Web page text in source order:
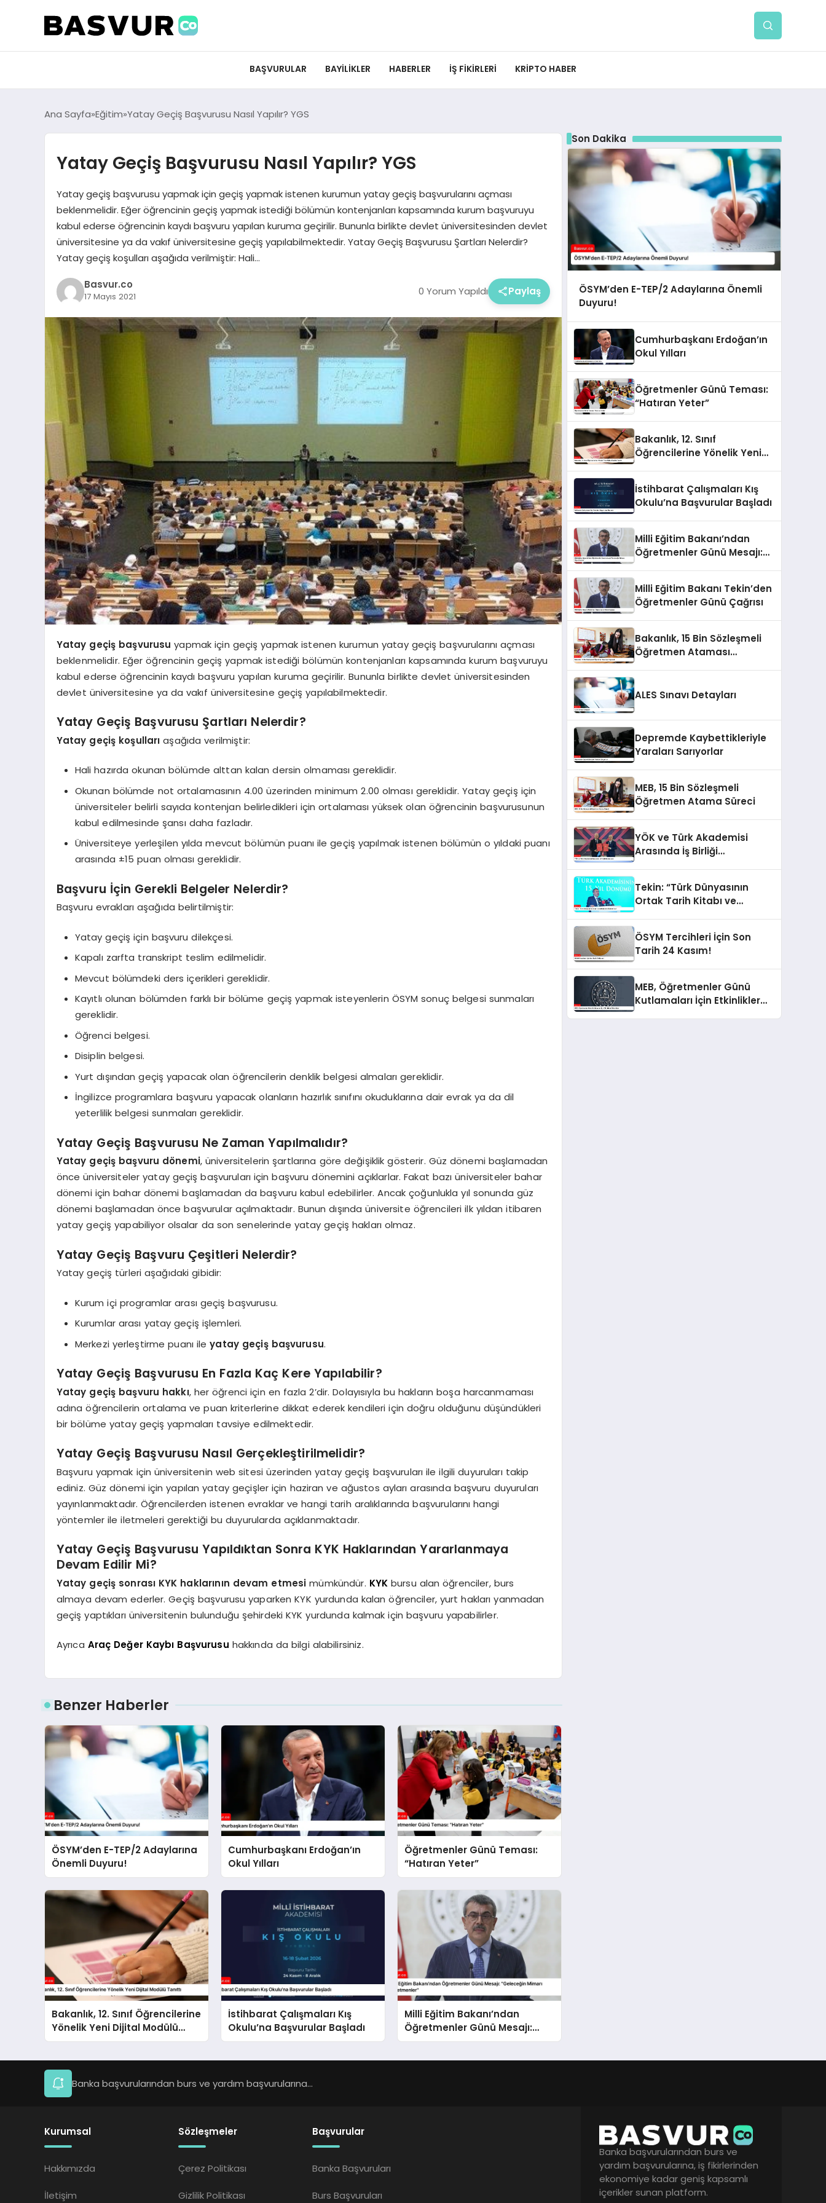
BAŞVURULAR BAYILIKLER HABERLER İŞ FIKIRLERI KRIPTO HABER
Ana Sayfa Eğitim Yatay Geçiş Başvurusu Nasıl Yapılır? YGS
Yatay Geçiş Başvurusu Nasıl Yapılır? YGS
Yatay geçiş başvurusu yapmak için geçiş yapmak istenen kurumun yatay geçiş başvurularını açması
beklenmelidir. Eğer öğrencinin geçiş yapmak istediği bölümün kontenjanları kapsamında kurum başvuruyu
kabul ederse öğrencinin kaydı başvuru yapılan kuruma geçirilir. Bununla birlikte devlet üniversitesinden devlet
üniversitesine ya da vakıf üniversitesine geçiş yapılabilmektedir. Yatay Geçiş Başvurusu Şartları Nelerdir?
Yatay geçiş koşulları aşağıda verilmiştir: Hali…
Basvur.co
17 Mayıs 2021 0 Yorum Yapıldı Paylaş
Yatay geçiş başvurusu yapmak için geçiş yapmak istenen kurumun yatay geçiş başvurularını açması
beklenmelidir. Eğer öğrencinin geçiş yapmak istediği bölümün kontenjanları kapsamında kurum başvuruyu
kabul ederse öğrencinin kaydı başvuru yapılan kuruma geçirilir. Bununla birlikte devlet üniversitesinden
devlet üniversitesine ya da vakıf üniversitesine geçiş yapılabilmektedir.
Yatay Geçiş Başvurusu Şartları Nelerdir?
Yatay geçiş koşulları aşağıda verilmiştir:
Hali hazırda okunan bölümde alttan kalan dersin olmaması gereklidir.
Okunan bölümde not ortalamasının 4.00 üzerinden minimum 2.00 olması gereklidir. Yatay geçiş için
üniversiteler belirli sayıda kontenjan belirledikleri için ortalaması yüksek olan öğrencinin başvurusunun
kabul edilmesinde şansı daha fazladır.
Üniversiteye yerleşilen yılda mevcut bölümün puanı ile geçiş yapılmak istenen bölümün o yıldaki puanı
arasında ±15 puan olması gereklidir.
Başvuru İçin Gerekli Belgeler Nelerdir?
Başvuru evrakları aşağıda belirtilmiştir:
Yatay geçiş için başvuru dilekçesi.
Kapalı zarfta transkript teslim edilmelidir.
Mevcut bölümdeki ders içerikleri gereklidir.
Kayıtlı olunan bölümden farklı bir bölüme geçiş yapmak isteyenlerin ÖSYM sonuç belgesi sunmaları
gereklidir.
Öğrenci belgesi.
Disiplin belgesi.
Yurt dışından geçiş yapacak olan öğrencilerin denklik belgesi almaları gereklidir.
İngilizce programlara başvuru yapacak olanların hazırlık sınıfını okuduklarına dair evrak ya da dil
yeterlilik belgesi sunmaları gereklidir.
Yatay Geçiş Başvurusu Ne Zaman Yapılmalıdır?
Yatay geçiş başvuru dönemi, üniversitelerin şartlarına göre değişiklik gösterir. Güz dönemi başlamadan
önce üniversiteler yatay geçiş başvuruları için başvuru dönemini açıklarlar. Fakat bazı üniversiteler bahar
dönemi için bahar dönemi başlamadan da başvuru kabul edebilirler. Ancak çoğunlukla yıl sonunda güz
dönemi başlamadan önce başvurular açılmaktadır. Bunun dışında üniversite öğrencileri ilk yıldan itibaren
yatay geçiş yapabiliyor olsalar da son senelerinde yatay geçiş hakları olmaz.
Yatay Geçiş Başvuru Çeşitleri Nelerdir?
Yatay geçiş türleri aşağıdaki gibidir:
Kurum içi programlar arası geçiş başvurusu.
Kurumlar arası yatay geçiş işlemleri.
Merkezi yerleştirme puanı ileyatay geçiş başvurusu.
Yatay Geçiş Başvurusu En Fazla Kaç Kere Yapılabilir?
Yatay geçiş başvuru hakkı, her öğrenci için en fazla 2’dir. Dolayısıyla bu hakların boşa harcanmaması
adına öğrencilerin ortalama ve puan kriterlerine dikkat ederek kendileri için doğru olduğunu düşündükleri
bir bölüme yatay geçiş yapmaları tavsiye edilmektedir.
Yatay Geçiş Başvurusu Nasıl Gerçekleştirilmelidir?
Başvuru yapmak için üniversitenin web sitesi üzerinden yatay geçiş başvuruları ile ilgili duyuruları takip
ediniz. Güz dönemi için yapılan yatay geçişler için haziran ve ağustos ayları arasında başvuru duyuruları
yayınlanmaktadır. Öğrencilerden istenen evraklar ve hangi tarih aralıklarında başvurularını hangi
yöntemler ile iletmeleri gerektiği bu duyurularda açıklanmaktadır.
Yatay Geçiş Başvurusu Yapıldıktan Sonra KYK Haklarından Yararlanmaya
Devam Edilir Mi?
Yatay geçiş sonrası KYK haklarının devam etmesi mümkündür. KYK bursu alan öğrenciler, burs
almaya devam ederler. Geçiş başvurusu yaparken KYK yurdunda kalan öğrenciler, yurt hakları yanmadan
geçiş yaptıkları üniversitenin bulunduğu şehirdeki KYK yurdunda kalmak için başvuru yapabilirler.
Ayrıca Araç Değer Kaybı Başvurusu hakkında da bilgi alabilirsiniz.
Benzer Haberler
ÖSYM’den E-TEP/2 Adaylarına
Önemli Duyuru!
Cumhurbaşkanı Erdoğan’ın
Okul Yılları
Öğretmenler Günü Teması:
“Hatıran Yeter”
Bakanlık, 12. Sınıf Öğrencilerine
Yönelik Yeni Dijital Modülü
Tanıttı
İstihbarat Çalışmaları Kış
Okulu’na Başvurular Başladı
Milli Eğitim Bakanı’ndan
Öğretmenler Günü Mesajı:
“Geleceğin Mimarı
Son Dakika
ÖSYM’den E-TEP/2 Adaylarına Önemli
Duyuru!
Cumhurbaşkanı Erdoğan’ın
Okul Yılları
Öğretmenler Günü Teması:
“Hatıran Yeter”
Bakanlık, 12. Sınıf
Öğrencilerine Yönelik Yeni
İstihbarat Çalışmaları Kış
Okulu’na Başvurular Başladı
Milli Eğitim Bakanı’ndan
Öğretmenler Günü Mesajı:
Milli Eğitim Bakanı Tekin’den
Öğretmenler Günü Çağrısı
Bakanlık, 15 Bin Sözleşmeli
Öğretmen Ataması
ALES Sınavı Detayları
Depremde Kaybettikleriyle
Yaraları Sarıyorlar
MEB, 15 Bin Sözleşmeli
Öğretmen Atama Süreci
YÖK ve Türk Akademisi
Arasında İş Birliği
Tekin: “Türk Dünyasının
Ortak Tarih Kitabı ve
ÖSYM Tercihleri İçin Son
Tarih 24 Kasım!
MEB, Öğretmenler Günü
Kutlamaları İçin Etkinlikler
Banka başvurularından burs ve yardım başvurularına...
Kurumsal
Hakkımızda
İletişim
Sözleşmeler
Çerez Politikası
Gizlilik Politikası
Başvurular
Banka Başvuruları
Burs Başvuruları
Banka başvurularından burs ve
yardım başvurularına, iş fikirlerinden
ekonomiye kadar geniş kapsamlı
içerikler sunan platform.